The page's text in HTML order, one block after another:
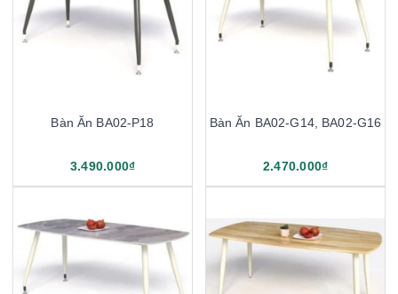
Bàn Ăn BA02-P18
3.490.000₫
Bàn Ăn BA02-G14, BA02-G16
2.470.000₫